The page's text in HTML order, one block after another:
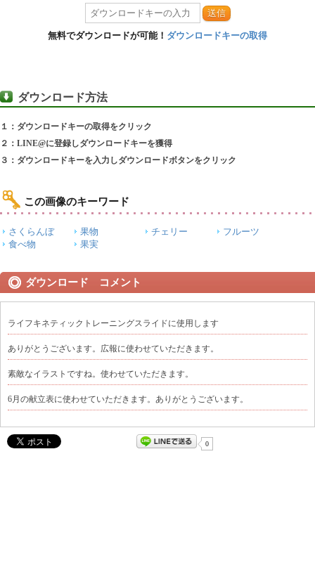
送信
無料でダウンロードが可能！ ダウンロードキーの取得
ダウンロード方法
１：ダウンロードキーの取得をクリック
２：LINE@に登録しダウンロードキーを獲得
３：ダウンロードキーを入力しダウンロードボタンをクリック
この画像のキーワード
さくらんぼ 果物 チェリー
フルーツ
食べ物
果実
ダウンロード コメント
ライフキネティックトレーニングスライドに使用します
ありがとうございます。広報に使わせていただきます。
素敵なイラストですね。使わせていただきます。
6月の献立表に使わせていただきます。ありがとうございます。
0